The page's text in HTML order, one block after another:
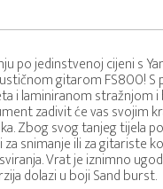
po jedinstvenoj cijeni s
gitarom FS800! S
i laminiranom stražnjom
zadivit će vas svojim
Zbog svog tanjeg tijela
snimanje ili za gitariste
Vrat je iznimno
dolazi u boji Sand burst.